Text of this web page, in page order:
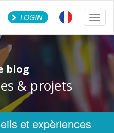
LOGIN
blog
& projets
et expèriences